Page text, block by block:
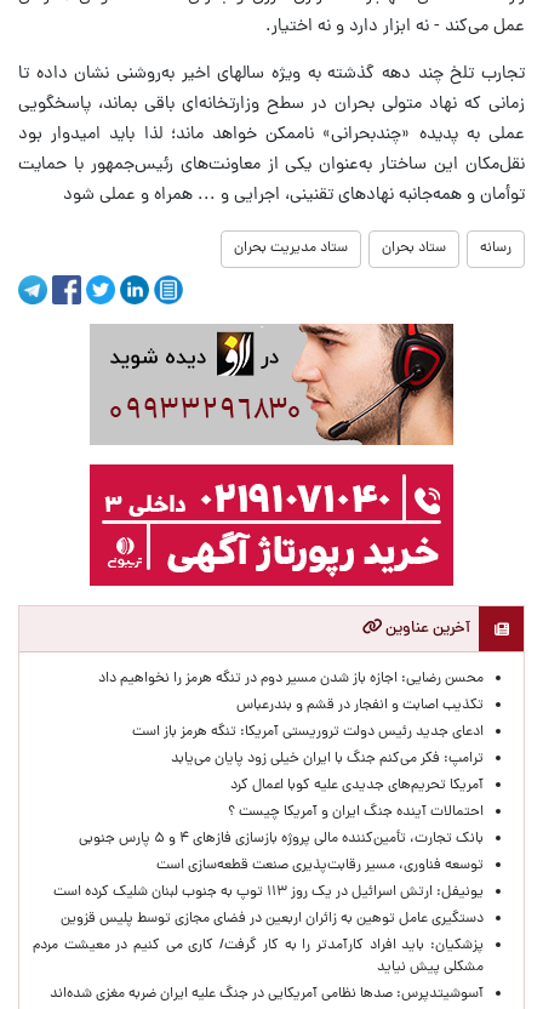
عمل می‌کند - نه ابزار دارد و نه اختیار.
تجارب تلخ چند دهه گذشته به ‌ویژه سالهای اخیر به‌روشنی نشان داده تا
زمانی که نهاد متولی بحران در سطح وزارتخانه‌ای باقی بماند، پاسخگویی
عملی به پدیده «چندبحرانی» ناممکن خواهد ماند؛ لذا باید امیدوار بود
نقل‌‌مکان این ساختار به‌عنوان یکی از معاونت‌های رئیس‌جمهور با حمایت
توأمان و همه‌جانبه نهادهای تقنینی، اجرایی و ... همراه و عملی شود
رسانه ستاد بحران ستاد مدیریت بحران
آخرین عناوین
محسن رضایی: اجازه باز شدن مسیر دوم در تنگه هرمز را نخواهیم داد
تکذیب اصابت و انفجار در قشم و بندرعباس
ادعای جدید رئیس دولت تروریستی آمریکا: تنگه هرمز باز است
ترامپ: فکر می‌کنم جنگ با ایران خیلی زود پایان می‌یابد
آمریکا تحریم‌های جدیدی علیه کوبا اعمال کرد
احتمالات آینده جنگ ایران و آمریکا چیست ؟
بانک تجارت، تأمین‌کننده مالی پروژه بازسازی فازهای ۴ و ۵ پارس جنوبی
توسعه فناوری، مسیر رقابت‌پذیری صنعت قطعه‌سازی است
یونیفل: ارتش اسرائیل در یک روز ۱۱۳ توپ به جنوب لبنان شلیک کرده است
دستگیری عامل توهین به زائران اربعین در فضای مجازی توسط پلیس قزوین
پزشکیان: باید افراد کارآمدتر را به کار گرفت/ کاری می کنیم در معیشت مردم
مشکلی پیش نیاید
آسوشیتدپرس: صدها نظامی آمریکایی در جنگ علیه ایران ضربه مغزی شده‌اند